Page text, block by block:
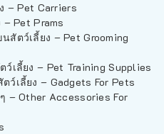
– Pet Carriers
– Pet Prams
สัตว์เลี้ยง – Pet Grooming
ว์เลี้ยง – Pet Training Supplies
ว์เลี้ยง – Gadgets For Pets
– Other Accessories For